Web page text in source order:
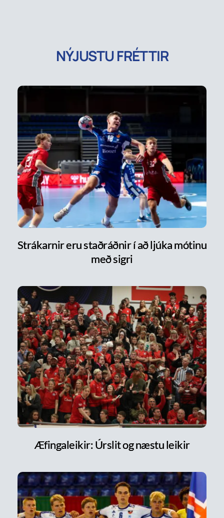
NÝJUSTU FRÉTTIR
Strákarnir eru staðráðnir í að ljúka mótinu
með sigri
Æfingaleikir: Úrslit og næstu leikir